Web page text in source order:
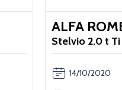
ALFA
Stelvio 2.0 t
14/10/2020